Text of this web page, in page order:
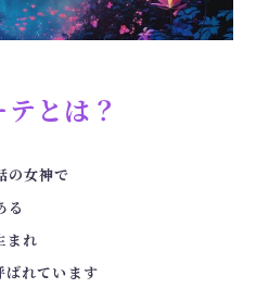
とは？
の女神で
る
まれ
ばれています